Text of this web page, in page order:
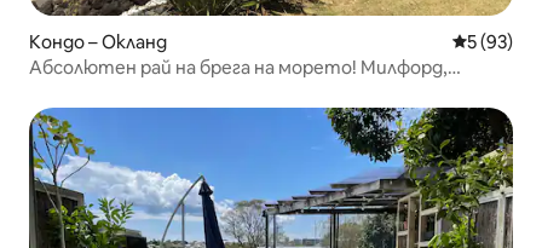
Кондо – Окланд Средна
5 (93)
Абсолютен рай на брега на морето! Милфорд,